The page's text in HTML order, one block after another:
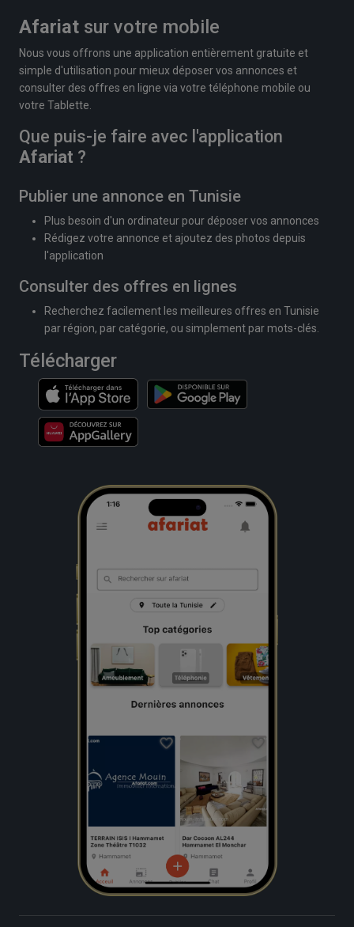
Afariat sur votre mobile
Nous vous offrons une application entièrement gratuite et
simple d'utilisation pour mieux déposer vos annonces et
consulter des offres en ligne via votre téléphone mobile ou
votre Tablette.
Que puis-je faire avec l'application
Afariat ?
Publier une annonce en Tunisie
Plus besoin d'un ordinateur pour déposer vos annonces
Rédigez votre annonce et ajoutez des photos depuis
l'application
Consulter des offres en lignes
Recherchez facilement les meilleures offres en Tunisie
par région, par catégorie, ou simplement par mots-clés.
Télécharger